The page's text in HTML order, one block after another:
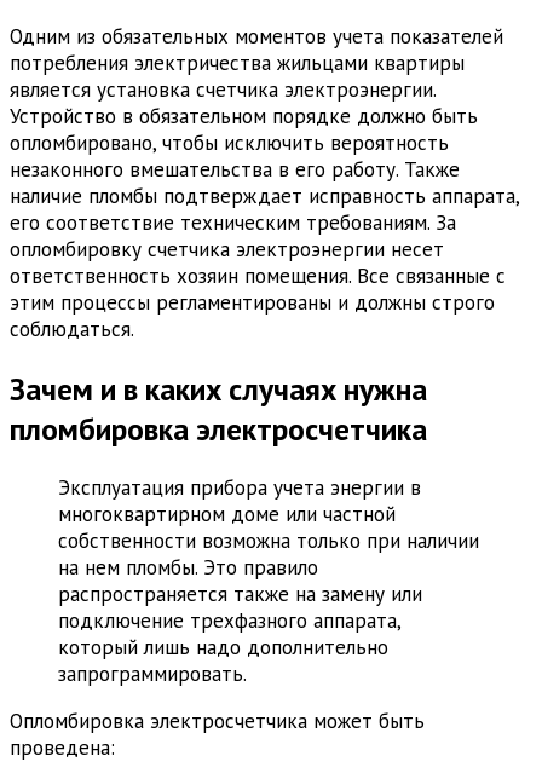
Одним из обязательных моментов учета показателей
потребления электричества жильцами квартиры
является установка счетчика электроэнергии.
Устройство в обязательном порядке должно быть
опломбировано, чтобы исключить вероятность
незаконного вмешательства в его работу. Также
наличие пломбы подтверждает исправность аппарата,
его соответствие техническим требованиям. За
опломбировку счетчика электроэнергии несет
ответственность хозяин помещения. Все связанные с
этим процессы регламентированы и должны строго
соблюдаться.
Зачем и в каких случаях нужна
пломбировка электросчетчика
Эксплуатация прибора учета энергии в
многоквартирном доме или частной
собственности возможна только при наличии
на нем пломбы. Это правило
распространяется также на замену или
подключение трехфазного аппарата,
который лишь надо дополнительно
запрограммировать.
Опломбировка электросчетчика может быть
проведена: